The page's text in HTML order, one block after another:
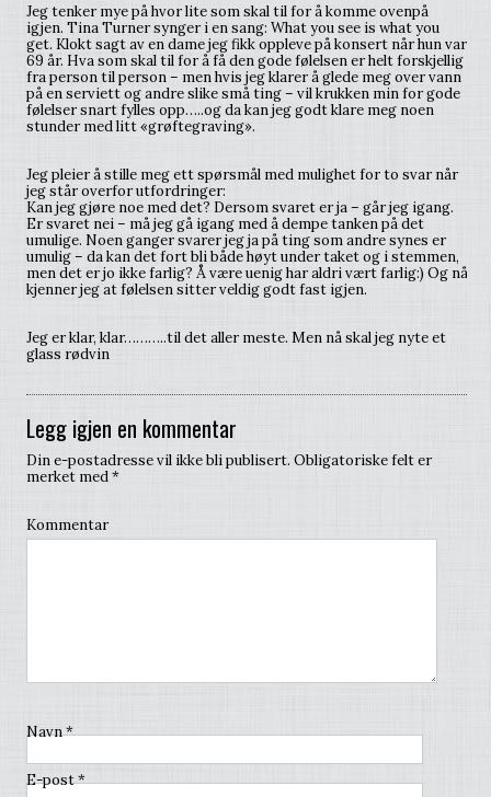
Jeg tenker mye på hvor lite som skal til for å komme ovenpå
igjen. Tina Turner synger i en sang: What you see is what you
get. Klokt sagt av en dame jeg fikk oppleve på konsert når hun var
69 år. Hva som skal til for å få den gode følelsen er helt forskjellig
fra person til person – men hvis jeg klarer å glede meg over vann
på en serviett og andre slike små ting – vil krukken min for gode
følelser snart fylles opp…..og da kan jeg godt klare meg noen
stunder med litt «grøftegraving».
Jeg pleier å stille meg ett spørsmål med mulighet for to svar når
jeg står overfor utfordringer:
Kan jeg gjøre noe med det? Dersom svaret er ja – går jeg igang.
Er svaret nei – må jeg gå igang med å dempe tanken på det
umulige. Noen ganger svarer jeg ja på ting som andre synes er
umulig – da kan det fort bli både høyt under taket og i stemmen,
men det er jo ikke farlig? Å være uenig har aldri vært farlig:) Og nå
kjenner jeg at følelsen sitter veldig godt fast igjen.
Jeg er klar, klar………..til det aller meste. Men nå skal jeg nyte et
glass rødvin
Legg igjen en kommentar
Din e-postadresse vil ikke bli publisert. Obligatoriske felt er
merket med*
Kommentar
Navn*
E-post*